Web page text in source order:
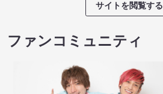
サイトを閲覧する
ファンコミュニティ